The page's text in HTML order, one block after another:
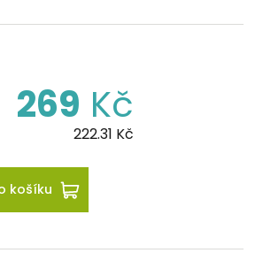
269 Kč
222.31 Kč
košíku